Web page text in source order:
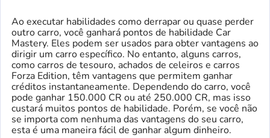
Ao executar habilidades como derrapar ou quase perder
outro carro, você ganhará pontos de habilidade Car
Mastery. Eles podem ser usados ​​para obter vantagens ao
dirigir um carro específico. No entanto, alguns carros,
como carros de tesouro, achados de celeiros e carros
Forza Edition, têm vantagens que permitem ganhar
créditos instantaneamente. Dependendo do carro, você
pode ganhar 150.000 CR ou até 250.000 CR, mas isso
custará muitos pontos de habilidade. Porém, se você não
se importa com nenhuma das vantagens do seu carro,
esta é uma maneira fácil de ganhar algum dinheiro.